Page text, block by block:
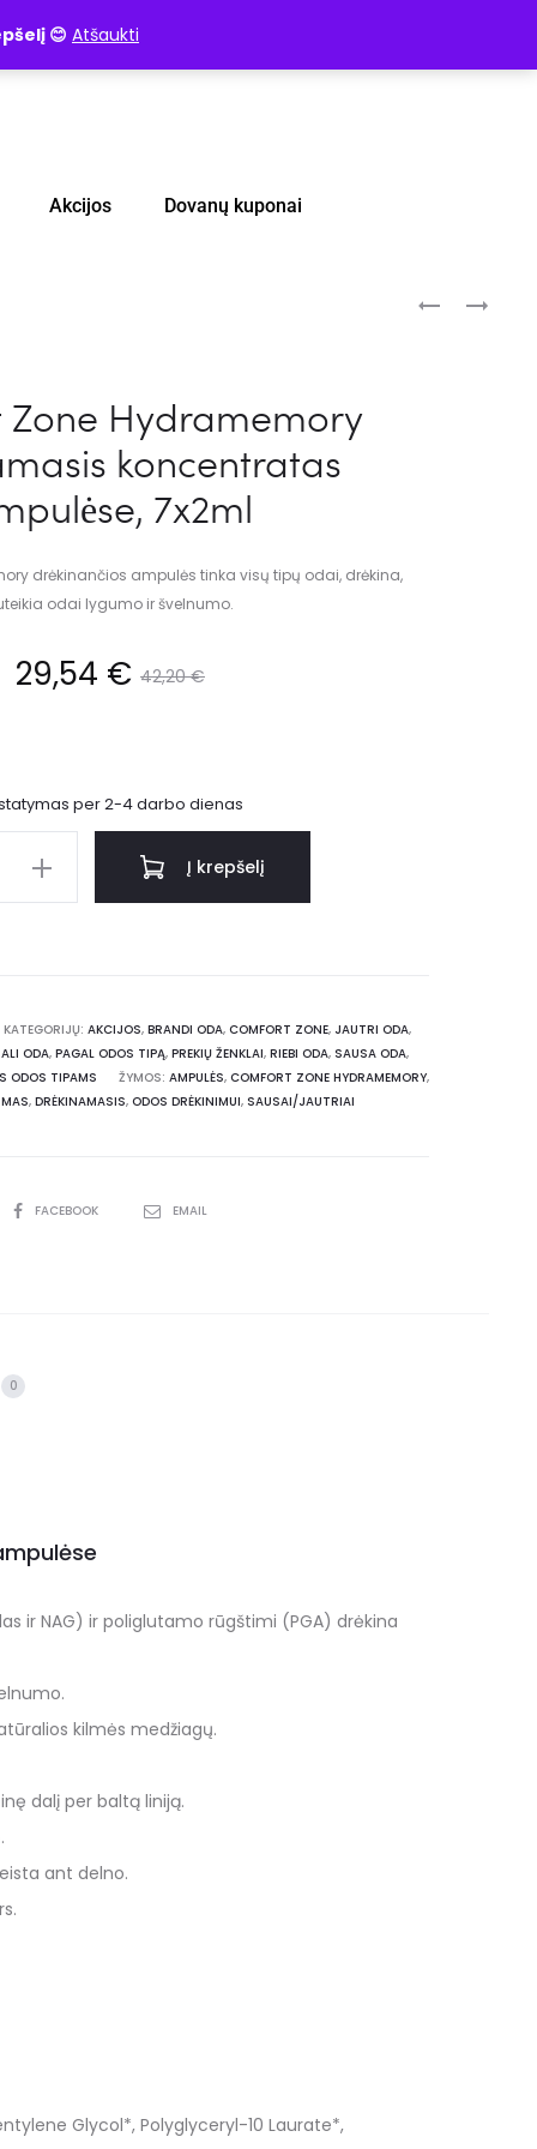
😊 Atšaukti
Akcijos Dovanų kuponai
Hydramemory
koncentratas
7x2ml
drėkinančios ampulės tinka visų tipų odai, drėkina,
odai lygumo ir švelnumo.
42,20€
29,54 €
per 2-4 darbo dienas
Į krepšelį
KATEGORIJŲ: AKCIJOS, BRANDI ODA, COMFORT ZONE, JAUTRI ODA,
ODA, PAGAL ODOS TIPĄ, PREKIŲ ŽENKLAI, RIEBI ODA, SAUSA ODA,
ODOS TIPAMS
ŽYMOS: AMPULĖS, COMFORT ZONE HYDRAMEMORY,
, DRĖKINAMASIS, ODOS DRĖKINIMUI, SAUSAI/JAUTRIAI
FACEBOOK EMAIL
0
ir NAG) ir poliglutamo rūgštimi (PGA) drėkina
kilmės medžiagų.
dalį per baltą liniją.
ant delno.
Glycol*, Polyglyceryl-10 Laurate*,